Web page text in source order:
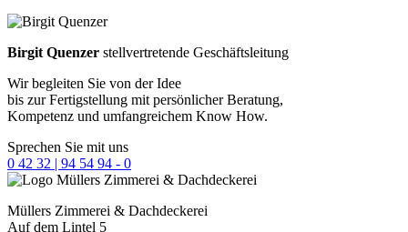
Birgit Quenzer stellvertretende Geschäftsleitung
Wir begleiten Sie von der Idee
bis zur Fertigstellung mit persönlicher Beratung,
Kompetenz und umfangreichem Know How.
Sprechen Sie mit uns
0 42 32 | 94 54 94 - 0
Müllers Zimmerei & Dachdeckerei
Auf dem Lintel 5